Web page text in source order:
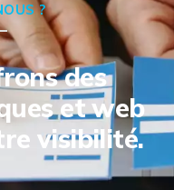
?
des
et web
visibilité.